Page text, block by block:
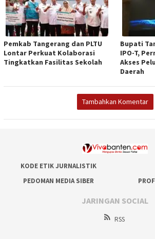
Pemkab Tangerang dan PLTU
Lontar Perkuat Kolaborasi
Tingkatkan Fasilitas Sekolah
Bupati
IPO-T,
Akses
Daerah
Tambahkan Komentar
KODE ETIK JURNALISTIK
PEDOMAN MEDIA SIBER
JARINGAN SOCIAL
RSS